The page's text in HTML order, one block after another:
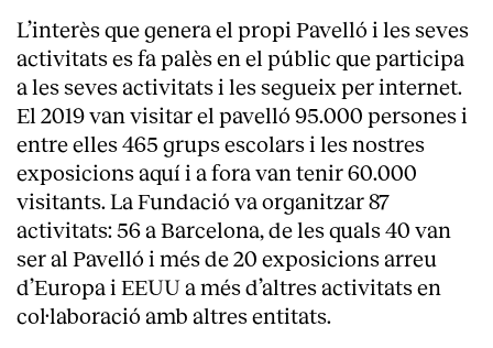
L’interès que genera el propi Pavelló i les seves
activitats es fa palès en el públic que participa
a les seves activitats i les segueix per internet.
El 2019 van visitar el pavelló 95.000 persones i
entre elles 465 grups escolars i les nostres
exposicions aquí i a fora van tenir 60.000
visitants. La Fundació va organitzar 87
activitats: 56 a Barcelona, de les quals 40 van
ser al Pavelló i més de 20 exposicions arreu
d’Europa i EEUU a més d’altres activitats en
col·laboració amb altres entitats.